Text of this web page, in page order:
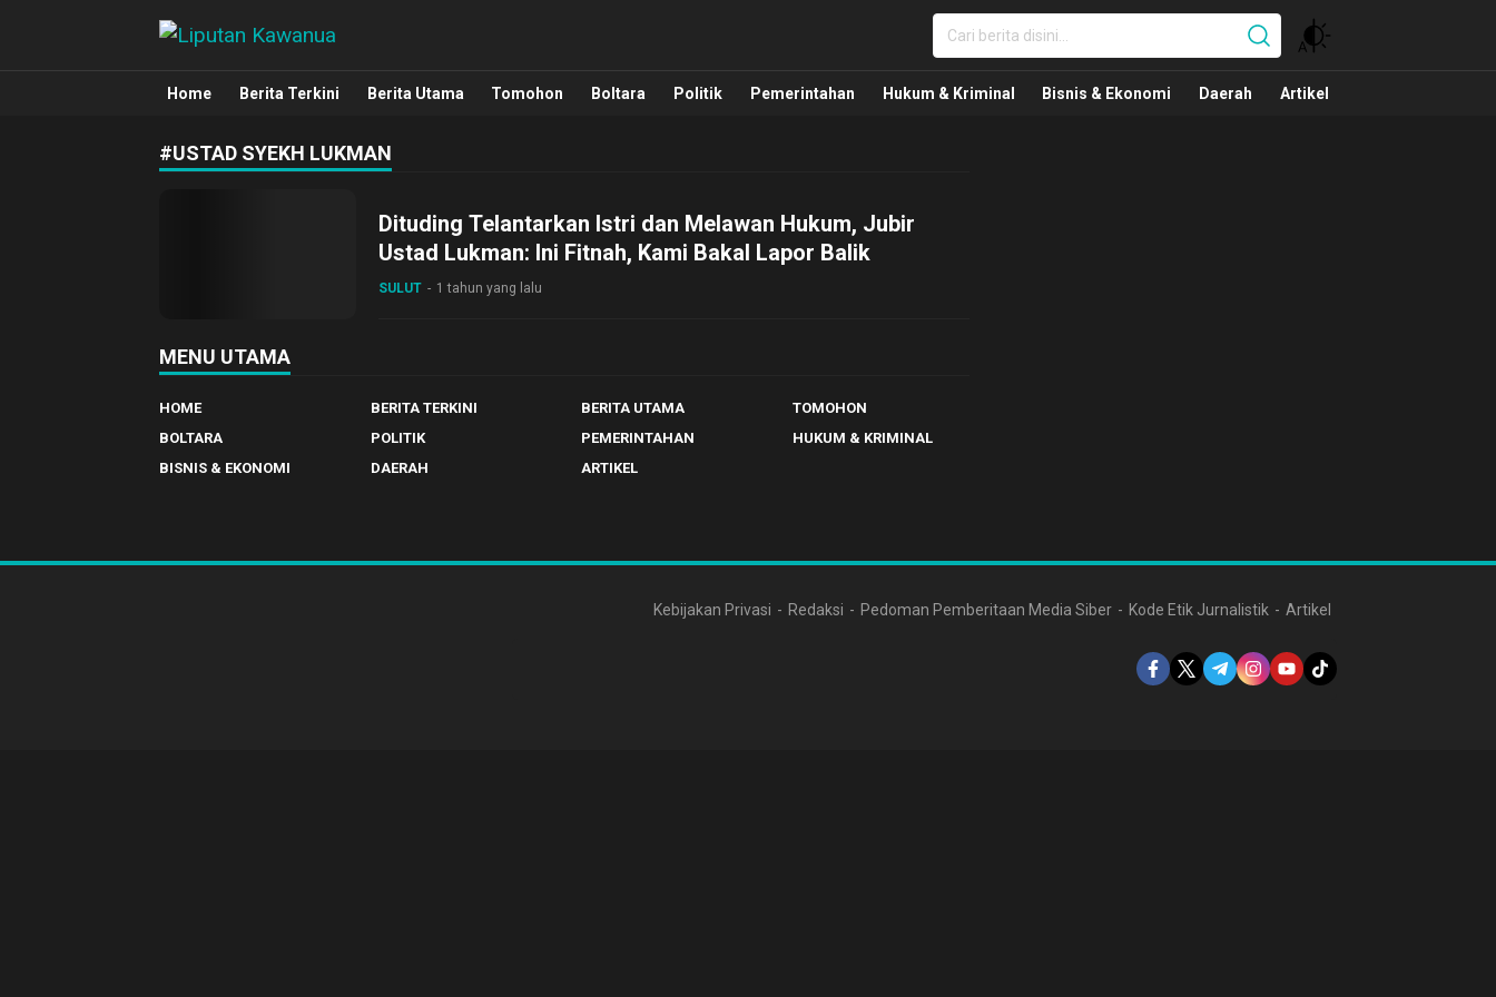
Liputan Kawanua
Berita Manado, Sulawesi Utara, Kawanua, Politik, Pemerintahan, Hukum Kriminal dan Nasional
Home Berita Terkini Berita Utama Tomohon Boltara Politik Pemerintahan Hukum & Kriminal Bisnis & Ekonomi Daerah Artikel
#USTAD SYEKH LUKMAN
Dituding Telantarkan Istri dan Melawan Hukum, Jubir
Ustad Lukman: Ini Fitnah, Kami Bakal Lapor Balik
SULUT 1 tahun yang lalu
MENU UTAMA
HOME BERITA TERKINI BERITA UTAMA
TOMOHON
BOLTARA
POLITIK PEMERINTAHAN
HUKUM & KRIMINAL
BISNIS & EKONOMI
DAERAH ARTIKEL
Kebijakan Privasi Redaksi Pedoman Pemberitaan Media Siber Kode Etik Jurnalistik Artikel